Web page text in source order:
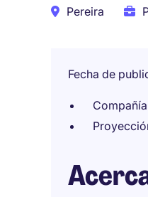
Pereira
Fecha de